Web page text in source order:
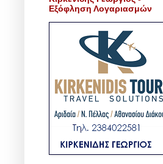
Εξόφληση Λογαριασμών